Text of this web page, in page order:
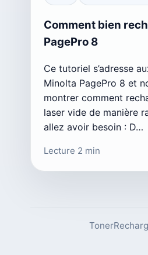
Comment bien
PagePro 8
Ce tutoriel s’adresse
Minolta PagePro 8 et
montrer comment
laser vide de manière
allez avoir besoin : D…
Lecture 2 min